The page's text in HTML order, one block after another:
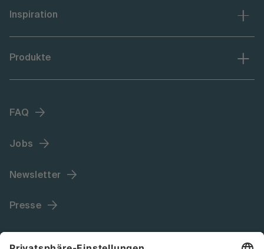
Inspiration
Produkte
FAQ
Jobs
Newsletter
Presse